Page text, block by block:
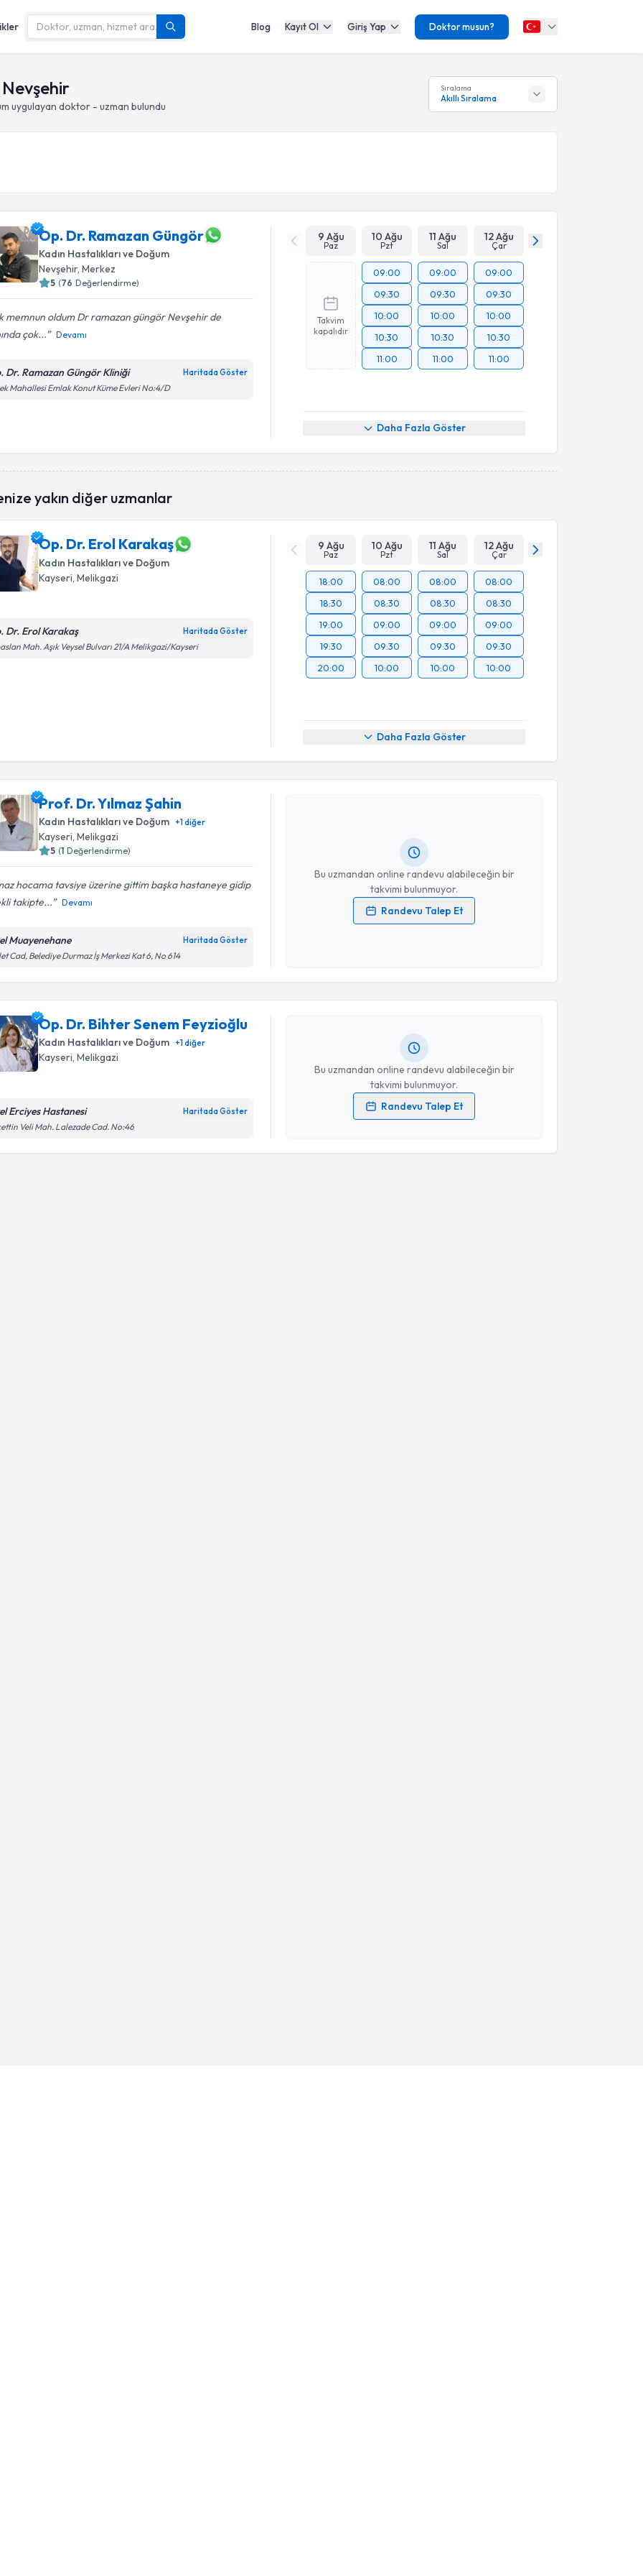
Blog Kayıt Ol Giriş Yap Doktor musun?
uygulayan doktor - uzman bulundu
Sıralama
Akıllı Sıralama
Op. Dr. Ramazan Güngör
Kadın Hastalıkları ve Doğum
Nevşehir, Merkez
5 (76 Değerlendirme)
memnun oldum Dr ramazan güngör Nevşehir de
çok...
Devamı
Dr. Ramazan Güngör Kliniği Haritada Göster
Mahallesi Emlak Konut Küme Evleri No:4/D
9 Ağu
Paz
10 Ağu
Pzt
11 Ağu
Sal
12 Ağu
Çar
Takvim
kapalıdır
09:00
09:30
10:00
10:30
11:00
09:00
09:30
10:00
10:30
11:00
09:00
09:30
10:00
10:30
11:00
Daha Fazla Göster
yakın diğer uzmanlar
Op. Dr. Erol Karakaş
Kadın Hastalıkları ve Doğum
Kayseri , Melikgazi
Dr. Erol Karakaş Haritada Göster
Mah. Aşık Veysel Bulvarı 21/A Melikgazi/Kayseri
9 Ağu
Paz
10 Ağu
Pzt
11 Ağu
Sal
12 Ağu
Çar
18:00
18:30
19:00
19:30
20:00
08:00
08:30
09:00
09:30
10:00
08:00
08:30
09:00
09:30
10:00
08:00
08:30
09:00
09:30
10:00
Daha Fazla Göster
Prof. Dr. Yılmaz Şahin
Kadın Hastalıkları ve Doğum +1diğer
Kayseri, Melikgazi
5 (1 Değerlendirme)
hocama tavsiye üzerine gittim başka hastaneye gidip
takipte...
Devamı
Muayenehane Haritada Göster
Cad, Belediye Durmaz İş Merkezi Kat 6, No 614
Bu uzmandan online randevu alabileceğin bir
takvimi bulunmuyor.
Randevu Talep Et
Randevu Takvimi Talebi
Prof. Dr. Yılmaz Şahin
Kişisel verilerimin işlenmesine ilişkinAydınlatma Metni
Takvim Talebini Gönder
Op. Dr. Bihter Senem Feyzioğlu
Kadın Hastalıkları ve Doğum +1diğer
Kayseri, Melikgazi
Erciyes Hastanesi Haritada Göster
Veli Mah. Lalezade Cad. No:46
Bu uzmandan online randevu alabileceğin bir
takvimi bulunmuyor.
Randevu Talep Et
Kişisel verilerimin işlenmesine ilişkinAydınlatma Metni
işlenmesini kabul ediyorum.